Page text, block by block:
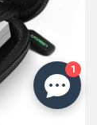
1